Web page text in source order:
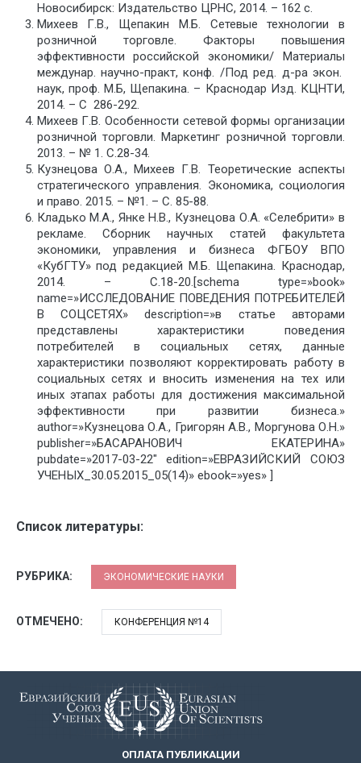
Новосибирск: Издательство ЦРНС, 2014. – 162 с.
Михеев Г.В., Щепакин М.Б. Сетевые технологии в
розничной торговле. Факторы повышения
эффективности российской экономики/ Материалы
междунар. научно-практ, конф. /Под ред. д-ра экон.
наук, проф. М.Б, Щепакина. – Краснодар Изд. КЦНТИ,
2014. – С 286-292.
Михеев Г.В. Особенности сетевой формы организации
розничной торговли. Маркетинг розничной торговли.
2013. – № 1. С.28-34.
Кузнецова О.А., Михеев Г.В. Теоретические аспекты
стратегического управления. Экономика, социология
и право. 2015. – №1. – С. 85-88.
Кладько М.А., Янке Н.В., Кузнецова О.А. «Селебрити» в
рекламе. Сборник научных статей факультета
экономики, управления и бизнеса ФГБОУ ВПО
«КубГТУ» под редакцией М.Б. Щепакина. Краснодар,
2014. – С.18-20.[schema type=»book»
name=»ИССЛЕДОВАНИЕ ПОВЕДЕНИЯ ПОТРЕБИТЕЛЕЙ
В СОЦСЕТЯХ» description=»в статье авторами
представлены характеристики поведения
потребителей в социальных сетях, данные
характеристики позволяют корректировать работу в
социальных сетях и вносить изменения на тех или
иных этапах работы для достижения максимальной
эффективности при развитии бизнеса.»
author=»Кузнецова О.А., Григорян А.В., Моргунова О.Н.»
publisher=»БАСАРАНОВИЧ ЕКАТЕРИНА»
pubdate=»2017-03-22″ edition=»ЕВРАЗИЙСКИЙ СОЮЗ
УЧЕНЫХ_30.05.2015_05(14)» ebook=»yes» ]
Список литературы:
РУБРИКА: ЭКОНОМИЧЕСКИЕ НАУКИ
ОТМЕЧЕНО: КОНФЕРЕНЦИЯ №14
ОПЛАТА ПУБЛИКАЦИИ